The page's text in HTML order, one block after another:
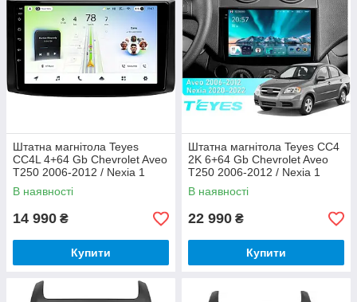
Штатна магнітола Teyes
CC4L 4+64 Gb Chevrolet Aveo
T250 2006-2012 / Nexia 1
2020-2022 9"
В наявності
14 990 ₴
Купити
Штатна магнітола Teyes CC4
2K 6+64 Gb Chevrolet Aveo
T250 2006-2012 / Nexia 1
2020-2022 9"
В наявності
22 990 ₴
Купити